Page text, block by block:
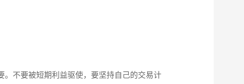
不要被短期利益驱使，要坚持自己的交易计